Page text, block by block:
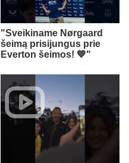
"Sveikiname Nørgaard
šeimą prisijungus prie
Everton šeimos! 💙"